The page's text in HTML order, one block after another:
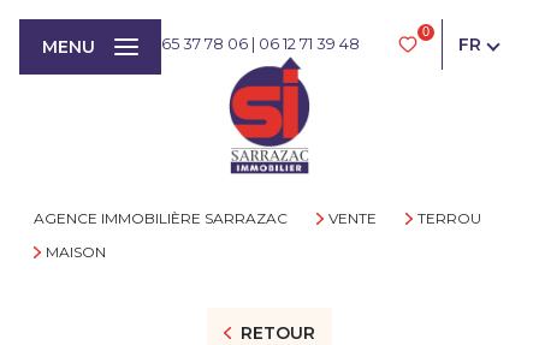
05 65 37 78 06 06 12 71 39 48
0
FR
MENU
AGENCE IMMOBILIÈRE SARRAZAC VENTE
TERROU
MAISON
RETOUR